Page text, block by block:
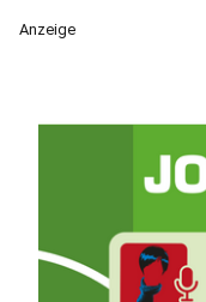
Anzeige